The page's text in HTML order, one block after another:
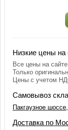
Низкие цены
Все цены на
Только
Цены с учетом
Самовывоз
Пакгаузное
Доставка по